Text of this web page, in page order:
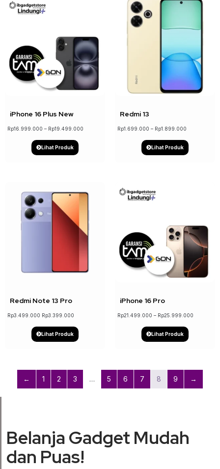
iPhone 16 Plus New
Rp16.999.000 – Rp19.499.000
Lihat Produk
↓ 6%
Redmi 13
Rp1.699.000 – Rp1.899.000
Lihat Produk
Redmi Note 13 Pro
Rp3.499.000 Rp3.399.000
Lihat Produk
iPhone 16 Pro
Rp21.499.000 – Rp25.999.000
Lihat Produk
← 1 2 3 … 5 6 7 8 9 →
Belanja Gadget Mudah
dan Puas!